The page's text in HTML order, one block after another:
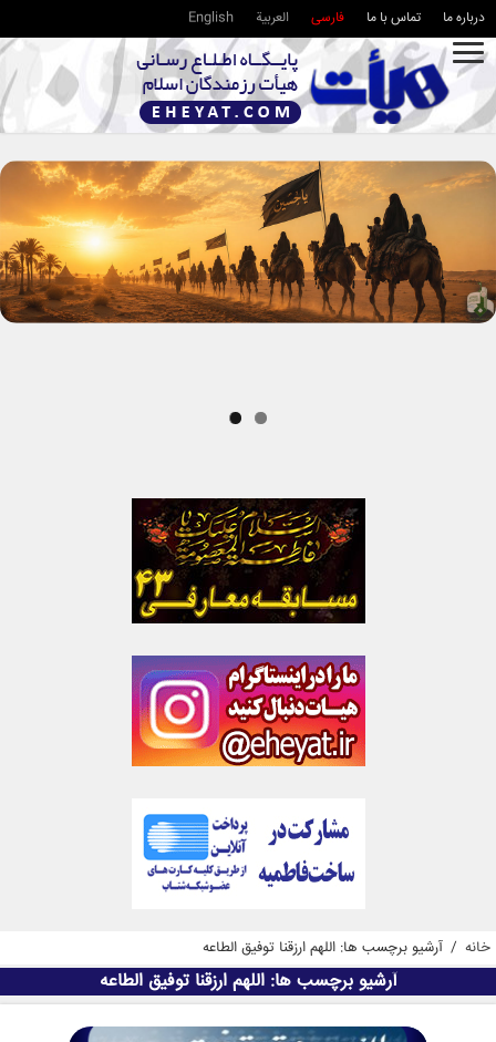
درباره ما تماس با ما فارسی العربية English
خانه / آرشیو برچسب ها: اللهم ارزقنا توفیق الطاعه
آرشیو برچسب ها:اللهم ارزقنا توفیق الطاعه